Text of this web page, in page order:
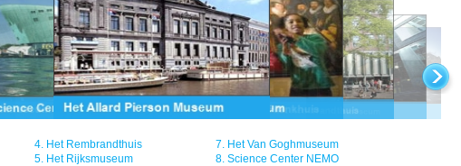
4. Het Rembrandthuis
5. Het Rijksmuseum
7. Het Van Goghmuseum
8. Science Center NEMO